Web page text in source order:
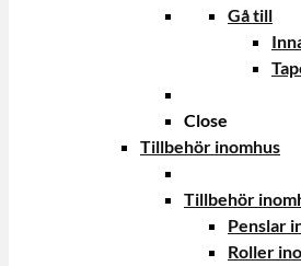
Gå till
Close
Tillbehör inomhus
Tillbehör
Penslar
Roller